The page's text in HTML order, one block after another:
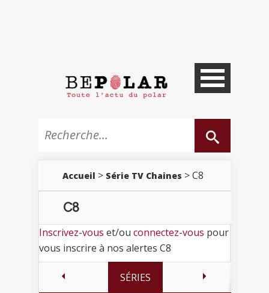
Accueil > Série TV Chaines > C8
C8
Inscrivez-vous et/ou connectez-vous pour
vous inscrire à nos alertes C8
SÉRIES